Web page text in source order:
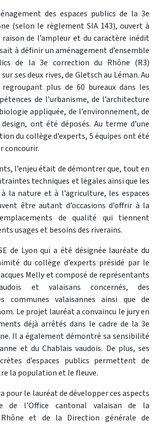
des espaces publics de la 3e
(selon le règlement SIA 143), ouvert à
de l’ampleur et du caractère inédit
à définir un aménagement d’ensemble
de la 3e correction du Rhône (R3)
ses deux rives, de Gletsch au Léman. Au
plus de 60 bureaux dans les
de l’urbanisme, de l’architecture
appliquée, de l’environnement, de
ont été déposés. Au terme d’une
du collège d’experts, 5 équipes ont été
concourir.
l’enjeu était de démontrer que, tout en
techniques et légales ainsi que les
à la nature et à l’agriculture, les espaces
être autant d’occasions d’offrir à la
de qualité qui tiennent
usages et besoins des riverains.
de Lyon qui a été désignée lauréate du
du collège d’experts présidé par le
Melly et composé de représentants
et valaisans concernés, des
communes valaisannes ainsi que de
Le projet lauréat a convaincu le jury en
déjà arrêtés dans le cadre de la 3e
Il a également démontré sa sensibilité
et du Chablais vaudois. De plus, ses
d’espaces publics permettent de
la population et le fleuve.
pour le lauréat de développer ces aspects
de l’Office cantonal valaisan de la
et de la Direction générale de